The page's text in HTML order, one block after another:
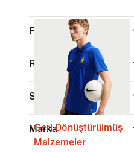
Fiyata Göre İncele
Renk
Spor
Marka
Geri Dönüştürülmüş
Malzemeler